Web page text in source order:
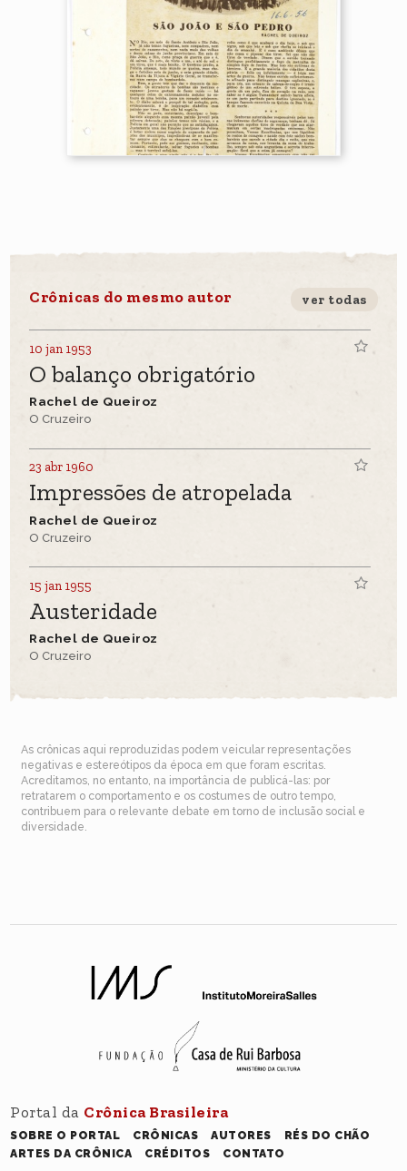
Crônicas do mesmo autor ver todas
10 jan 1953
O balanço obrigatório
Rachel de Queiroz
O Cruzeiro
23 abr 1960
Impressões de atropelada
Rachel de Queiroz
O Cruzeiro
15 jan 1955
Austeridade
Rachel de Queiroz
O Cruzeiro
As crônicas aqui reproduzidas podem veicular representações
negativas e estereótipos da época em que foram escritas.
Acreditamos, no entanto, na importância de publicá-las: por
retratarem o comportamento e os costumes de outro tempo,
contribuem para o relevante debate em torno de inclusão social e
diversidade.
Portal da Crônica Brasileira
SOBRE O PORTAL CRÔNICAS AUTORES
RÉS DO CHÃO
ARTES DA CRÔNICA
CRÉDITOS CONTATO